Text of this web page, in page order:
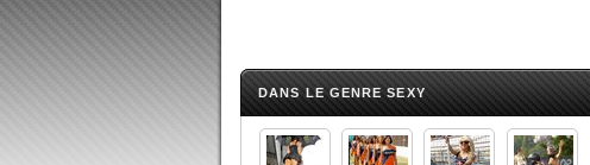
DANS LE GENRE SEXY